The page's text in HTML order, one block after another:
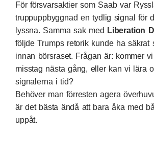
För försvarsaktier som Saab var
truppuppbyggnad en tydlig signal för
lyssna. Samma sak med Liberation
följde Trumps retorik kunde ha säkrat
innan börsraset. Frågan är: kommer
misstag nästa gång, eller kan vi lära
signalerna i tid?
Behöver man förresten agera
är det bästa ändå att bara åka med
uppåt.